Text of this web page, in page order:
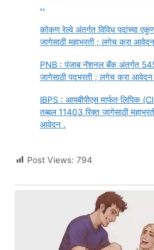
..
कोकण रेल्वे अंतर्गत विविध पदांच्या
जागेसाठी महाभरती ; लगेच करा
PNB : पंजाब नॅशनल बँक अंतर्गत
जागेसाठी पदभरती ; लगेच करा
IBPS : आयबीपीएस मार्फत लिपिक
तब्बल 11403 रिक्त जागेसाठी
आवेदन .
Post Views: 794